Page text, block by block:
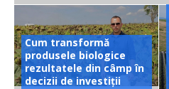
Cum transformă
produsele biologice
rezultatele din câmp în
decizii de investiții